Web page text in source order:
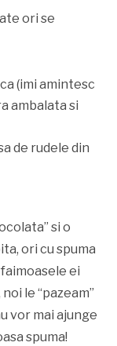
ori se
(imi amintesc
ambalata si
de rudele din
si o
ori cu spuma
ei
le “pazeam”
vor mai ajunge
spuma!